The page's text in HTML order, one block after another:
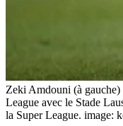
Zeki Amdouni (à gauche)
League avec le Stade
la Super League. image: